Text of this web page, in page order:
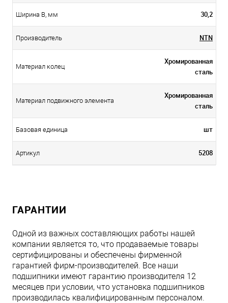
Ширина B, мм 30,2
Производитель NTN
Материал колец
Хромированная
сталь
Материал подвижного элемента
Хромированная
сталь
Базовая единица шт
Артикул 5208
ГАРАНТИИ
Одной из важных составляющих работы нашей
компании является то, что продаваемые товары
сертифицированы и обеспечены фирменной
гарантией фирм-производителей. Все наши
подшипники имеют гарантию производителя 12
месяцев при условии, что установка подшипников
производилась квалифицированным персоналом.